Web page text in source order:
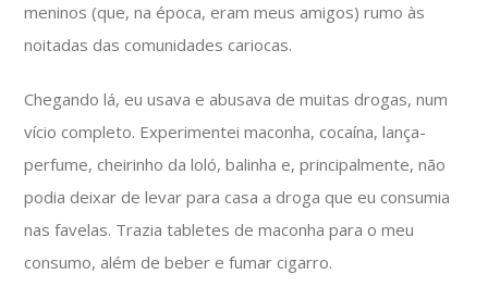
meninos (que, na época, eram meus amigos) rumo às
noitadas das comunidades cariocas.
Chegando lá, eu usava e abusava de muitas drogas, num
vício completo. Experimentei maconha, cocaína, lança-
perfume, cheirinho da loló, balinha e, principalmente, não
podia deixar de levar para casa a droga que eu consumia
nas favelas. Trazia tabletes de maconha para o meu
consumo, além de beber e fumar cigarro.